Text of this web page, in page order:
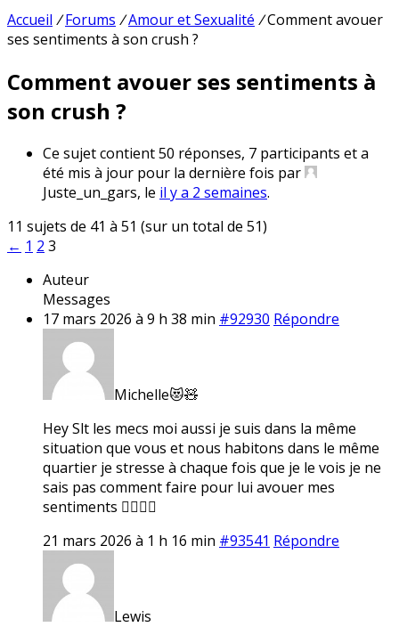
Accueil / Forums /Amour et Sexualité /Comment avouer
ses sentiments à son crush ?
Comment avouer ses sentiments à
son crush ?
Ce sujet contient 50 réponses, 7 participants et a
été mis à jour pour la dernière fois par
Juste_un_gars, le il y a 2 semaines.
11 sujets de 41 à 51 (sur un total de 51)
← 1 2 3
Auteur
Messages
17 mars 2026 à 9 h 38 min #92930 Répondre
Michelle😻🧸
Hey Slt les mecs moi aussi je suis dans la même
situation que vous et nous habitons dans le même
quartier je stresse à chaque fois que je le vois je ne
sais pas comment faire pour lui avouer mes
sentiments 🤷‍♀️🤷‍♀️
21 mars 2026 à 1 h 16 min #93541 Répondre
Lewis